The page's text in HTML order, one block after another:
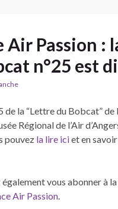
Air Passion :
n°25 est
de la “Lettre du Bobcat” de
Régional de l’Air
pouvez la lire iciet en
également vous abonner à
Air Passion